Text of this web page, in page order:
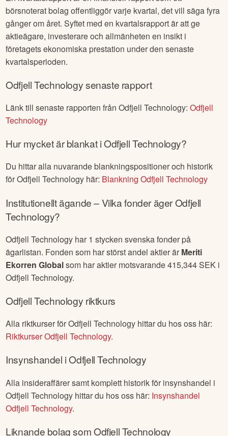
börsnoterat bolag offentliggör varje kvartal, det vill säga fyra
gånger om året. Syftet med en kvartalsrapport är att ge
aktieägare, investerare och allmänheten en insikt i
företagets ekonomiska prestation under den senaste
kvartalsperioden.
Odfjell Technologysenaste rapport
Länk till senaste rapporten frånOdfjell Technology:Odfjell
Technology
Hur mycket är blankat iOdfjell Technology?
Du hittar alla nuvarande blankningspositioner och historik
förOdfjell Technology här: BlankningOdfjell Technology
Institutionellt ägande – Vilka fonder ägerOdfjell
Technology?
Odfjell Technology har 1 stycken svenska fonder på
ägarlistan. Fonden som har störst andel aktier är Meriti
Ekorren Globalsom har aktier motsvarande415,344SEK i
Odfjell Technology.
Odfjell Technology riktkurs
Alla riktkurser förOdfjell Technology hittar du hos oss här:
RiktkurserOdfjell Technology.
Insynshandel iOdfjell Technology
Alla insideraffärer samt komplett historik för insynshandel i
Odfjell Technology hittar du hos oss här: Insynshandel
Odfjell Technology.
Liknande bolag somOdfjell Technology